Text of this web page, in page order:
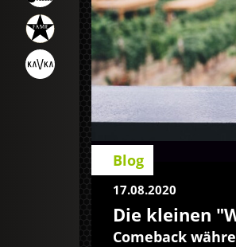
Blog
17.08.2020
Die kleinen
Comeback